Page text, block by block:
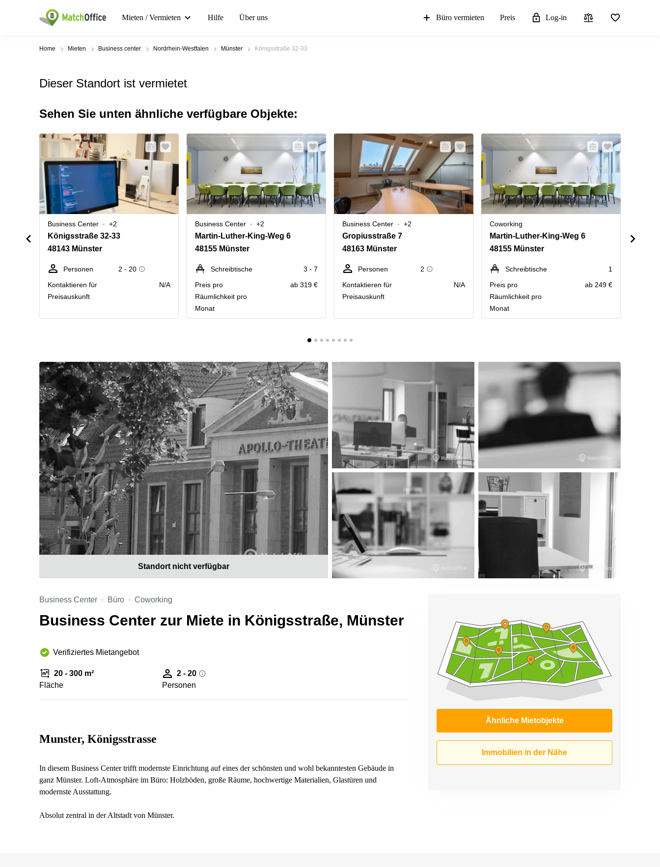
Mieten / Vermieten Hilfe Über uns Büro vermieten Preis Log-in
Home Mieten Business center Nordrhein-Westfalen Münster Königsstraße 32-33
Dieser Standort ist vermietet
Sehen Sie unten ähnliche verfügbare Objekte:
Business Center +2
Königsstraße 32-33
48143 Münster
Personen
2 - 20
Kontaktieren für
Preisauskunft
N/A
Business Center +2
Martin-Luther-King-Weg 6
48155 Münster
Schreibtische
3 - 7
Preis pro
Räumlichkeit pro
Monat
ab 319 €
Business Center +2
Gropiusstraße 7
48163 Münster
Personen
2
Kontaktieren für
Preisauskunft
N/A
Coworking
Martin-Luther-King-Weg 6
48155 Münster
Schreibtische
1
Preis pro
Räumlichkeit pro
Monat
ab 249 €
Standort nicht verfügbar
Business Center Büro Coworking
Business Center zur Miete in Königsstraße, Münster
Verifiziertes Mietangebot
20 - 300 m²
Fläche
2 - 20
Personen
Ähnliche Mietobjekte
Immobilien in der Nähe
Munster, Königsstrasse
In diesem Business Center trifft modernste Einrichtung auf eines der schönsten und wohl bekanntesten Gebäude in
ganz Münster. Loft-Atmosphäre im Büro: Holzböden, große Räume, hochwertige Materialien, Glastüren und
modernste Ausstattung.
Absolut zentral in der Altstadt von Münster.